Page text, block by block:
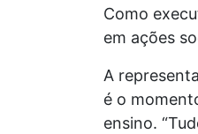
Como
em ações
A
é o
ensino.